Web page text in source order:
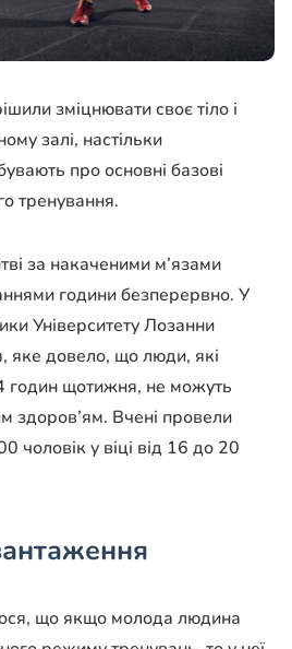
зміцнювати своє тіло і
залі, настільки
про основні базові
тренування.
за накаченими м’язами
години безперервно. У
Університету Лозанни
яке довело, що люди, які
годин щотижня, не можуть
здоров’ям. Вчені провели
чоловік у віці від 16 до 20
що якщо молода людина